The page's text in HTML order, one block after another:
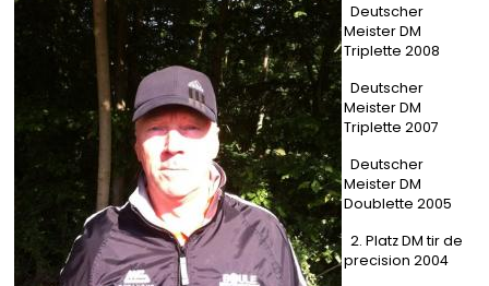
Deutscher
Meister DM
Triplette 2008
Deutscher
Meister DM
Triplette 2007
Deutscher
Meister DM
Doublette 2005
2. Platz DM tir de
precision 2004